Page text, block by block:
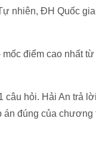
nhiên, ĐH Quốc
điểm cao nhất
câu hỏi. Hải An trả
án đúng của chương